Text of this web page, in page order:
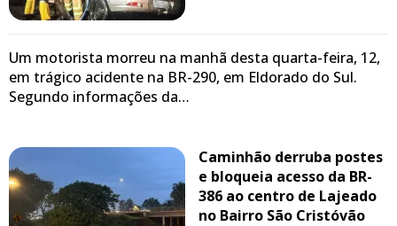
Um motorista morreu na manhã desta quarta-feira, 12,
em trágico acidente na BR-290, em Eldorado do Sul.
Segundo informações da…
Caminhão derruba postes
e bloqueia acesso da BR-
386 ao centro de Lajeado
no Bairro São Cristóvão